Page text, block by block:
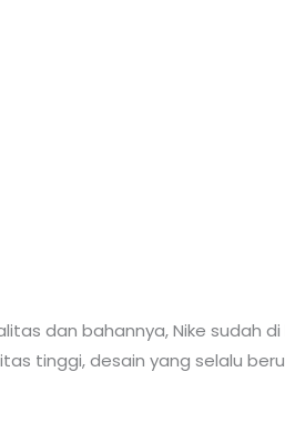
dan bahannya, Nike sudah
tinggi, desain yang selalu